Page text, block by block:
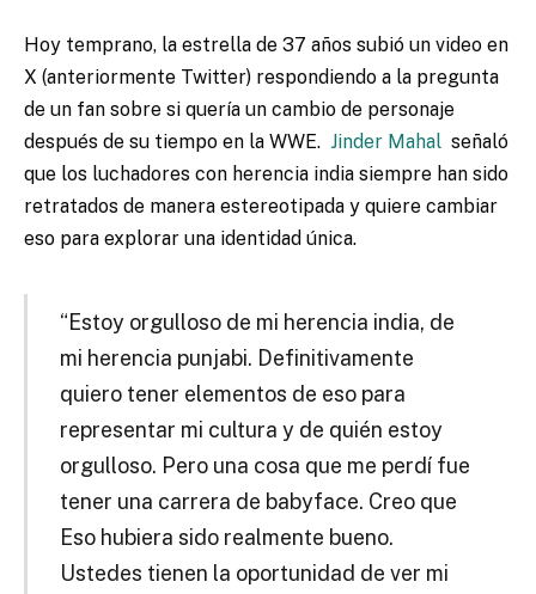
Hoy temprano, la estrella de 37 años subió un video en
X (anteriormente Twitter) respondiendo a la pregunta
de un fan sobre si quería un cambio de personaje
después de su tiempo en la WWE. Jinder Mahal señaló
que los luchadores con herencia india siempre han sido
retratados de manera estereotipada y quiere cambiar
eso para explorar una identidad única.
“Estoy orgulloso de mi herencia india, de
mi herencia punjabi. Definitivamente
quiero tener elementos de eso para
representar mi cultura y de quién estoy
orgulloso. Pero una cosa que me perdí fue
tener una carrera de babyface. Creo que
Eso hubiera sido realmente bueno.
Ustedes tienen la oportunidad de ver mi